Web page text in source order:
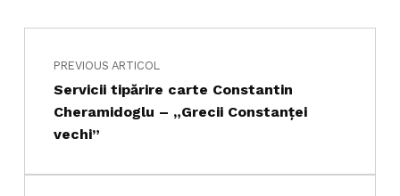
Skip back to main navigation
Navigare în articole
PREVIOUS ARTICOL
Servicii tipărire carte Constantin
Cheramidoglu – „Grecii Constanţei
vechi”